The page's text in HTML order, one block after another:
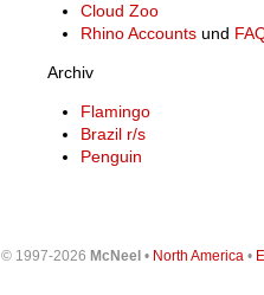
Cloud Zoo
Rhino Accounts und
Archiv
Flamingo
Brazil r/s
Penguin
© 1997-2026 McNeel • North America•